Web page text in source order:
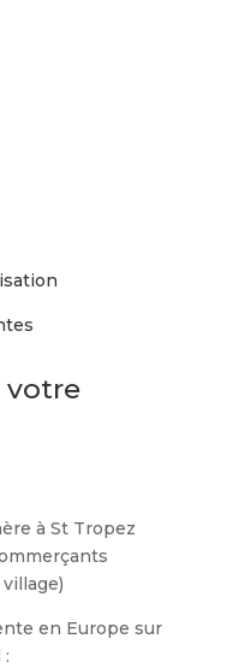
votre
à St Tropez
en Europe sur